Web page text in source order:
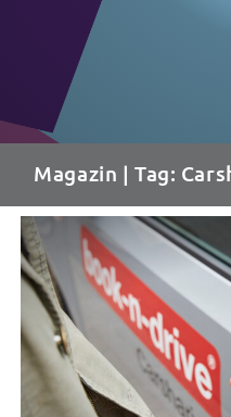
Magazin | Tag: